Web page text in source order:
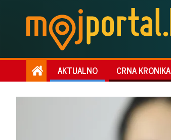
AKTUALNO CRNA KRONIKA